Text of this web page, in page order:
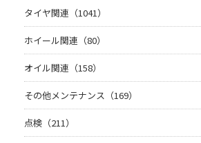
タイヤ関連（1041）
ホイール関連（80）
オイル関連（158）
その他メンテナンス（169）
点検（211）